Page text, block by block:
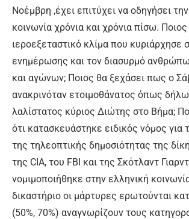
Νοέμβρη ,έχει επιτύχει να οδηγήσει
κοινωνία χρόνια και χρόνια πίσω.
ιεροεξεταστικό κλίμα που κυριάρχησε
ενημέρωσης και τον διασυρμό
και αγώνων; Ποιος θα ξεχάσει πως ο
ανακρινόταν ετοιμοθάνατος όπως
λαλίστατος κύριος Διώτης στο Βήμα;
ότι κατασκευάστηκε ειδικός νόμος για
της τηλεοπτικής δημοσιότητας της
της CIA, του FBI και της Σκότλαντ Γιαρντ
νομιμοποιήθηκε στην ελληνική
δικαστήριο οι μάρτυρες ερωτούνται
(50%, 70%) αναγνωρίζουν τους